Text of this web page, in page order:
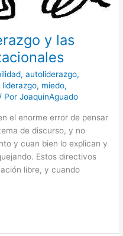
y las
,autoliderazgo,
liderazgo, miedo,
PorJoaquinAguado
el enorme error de pensar
de discurso, y no
y cuan bien lo explican y
Estos directivos
libre, y cuando